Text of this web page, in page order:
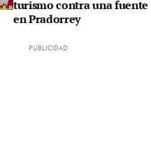
turismo contra una fuente
en Pradorrey